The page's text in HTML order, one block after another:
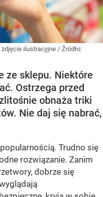
zdjęcie ilustracyjne / Źródło:
ze sklepu. Niektóre
Ostrzega przed
obnaża triki
Nie daj się nabrać,
Trudno się
rozwiązanie. Zanim
dobrze się